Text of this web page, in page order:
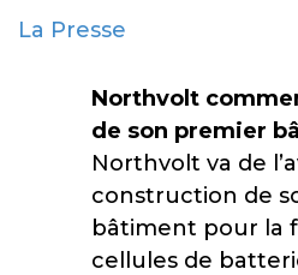
La Presse
Northvolt
de son premier
Northvolt va de
construction de
bâtiment pour la
cellules de